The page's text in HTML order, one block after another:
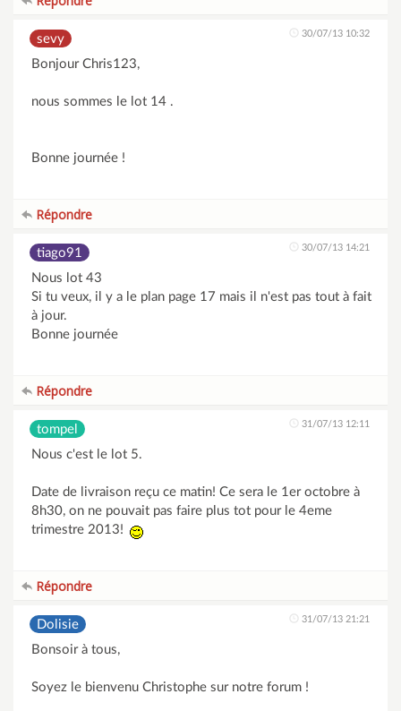
sevy 30/07/13 10:32
Bonjour Chris123,
nous sommes le lot 14 .
Bonne journée !
Répondre
tiago91 30/07/13 14:21
Nous lot 43
Si tu veux, il y a le plan page 17 mais il n'est pas tout à fait
à jour.
Bonne journée
Répondre
tompel 31/07/13 12:11
Nous c'est le lot 5.
Date de livraison reçu ce matin! Ce sera le 1er octobre à
8h30, on ne pouvait pas faire plus tot pour le 4eme
trimestre 2013!
Répondre
Dolisie 31/07/13 21:21
Bonsoir à tous,
Soyez le bienvenu Christophe sur notre forum !